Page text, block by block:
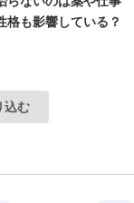
格も影響している？
込む